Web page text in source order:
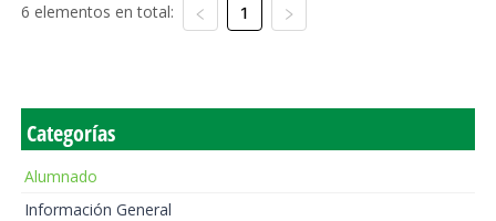
6 elementos en total: 1
Categorías
Alumnado
Información General